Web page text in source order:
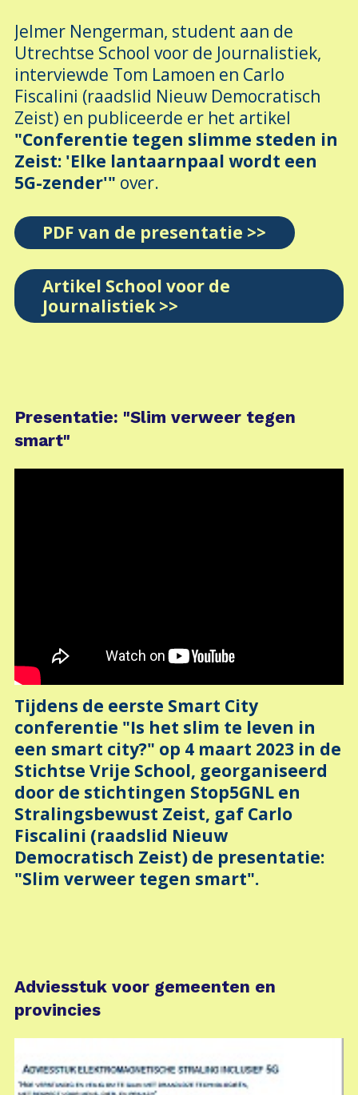
Jelmer Nengerman, student aan de
Utrechtse School voor de Journalistiek,
interviewde Tom Lamoen en Carlo
Fiscalini (raadslid Nieuw Democratisch
Zeist) en publiceerde er het artikel
"Conferentie tegen slimme steden in
Zeist: 'Elke lantaarnpaal wordt een
5G-zender'" over.
PDF van de presentatie >>
Artikel School voor de
Journalistiek >>
Presentatie: "Slim verweer tegen
smart"
Tijdens de eerste Smart City
conferentie "Is het slim te leven in
een smart city?" op 4 maart 2023 in de
Stichtse Vrije School, georganiseerd
door de stichtingen Stop5GNL en
Stralingsbewust Zeist, gaf Carlo
Fiscalini (raadslid Nieuw
Democratisch Zeist) de presentatie:
"Slim verweer tegen smart".
Adviesstuk voor gemeenten en
provincies